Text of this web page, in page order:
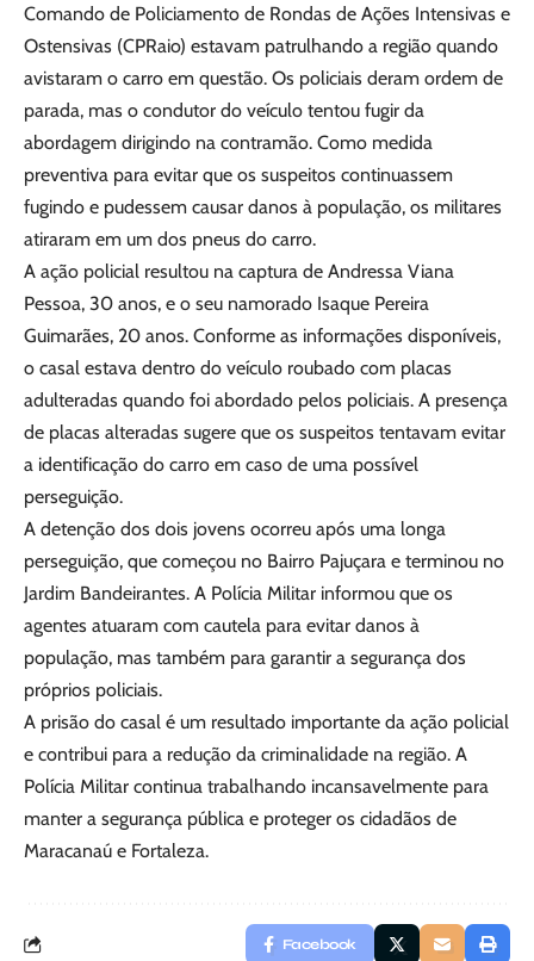
Comando de Policiamento de Rondas de Ações Intensivas e
Ostensivas (CPRaio) estavam patrulhando a região quando
avistaram o carro em questão. Os policiais deram ordem de
parada, mas o condutor do veículo tentou fugir da
abordagem dirigindo na contramão. Como medida
preventiva para evitar que os suspeitos continuassem
fugindo e pudessem causar danos à população, os militares
atiraram em um dos pneus do carro.
A ação policial resultou na captura de Andressa Viana
Pessoa, 30 anos, e o seu namorado Isaque Pereira
Guimarães, 20 anos. Conforme as informações disponíveis,
o casal estava dentro do veículo roubado com placas
adulteradas quando foi abordado pelos policiais. A presença
de placas alteradas sugere que os suspeitos tentavam evitar
a identificação do carro em caso de uma possível
perseguição.
A detenção dos dois jovens ocorreu após uma longa
perseguição, que começou no Bairro Pajuçara e terminou no
Jardim Bandeirantes. A Polícia Militar informou que os
agentes atuaram com cautela para evitar danos à
população, mas também para garantir a segurança dos
próprios policiais.
A prisão do casal é um resultado importante da ação policial
e contribui para a redução da criminalidade na região. A
Polícia Militar continua trabalhando incansavelmente para
manter a segurança pública e proteger os cidadãos de
Maracanaú e Fortaleza.
Facebook